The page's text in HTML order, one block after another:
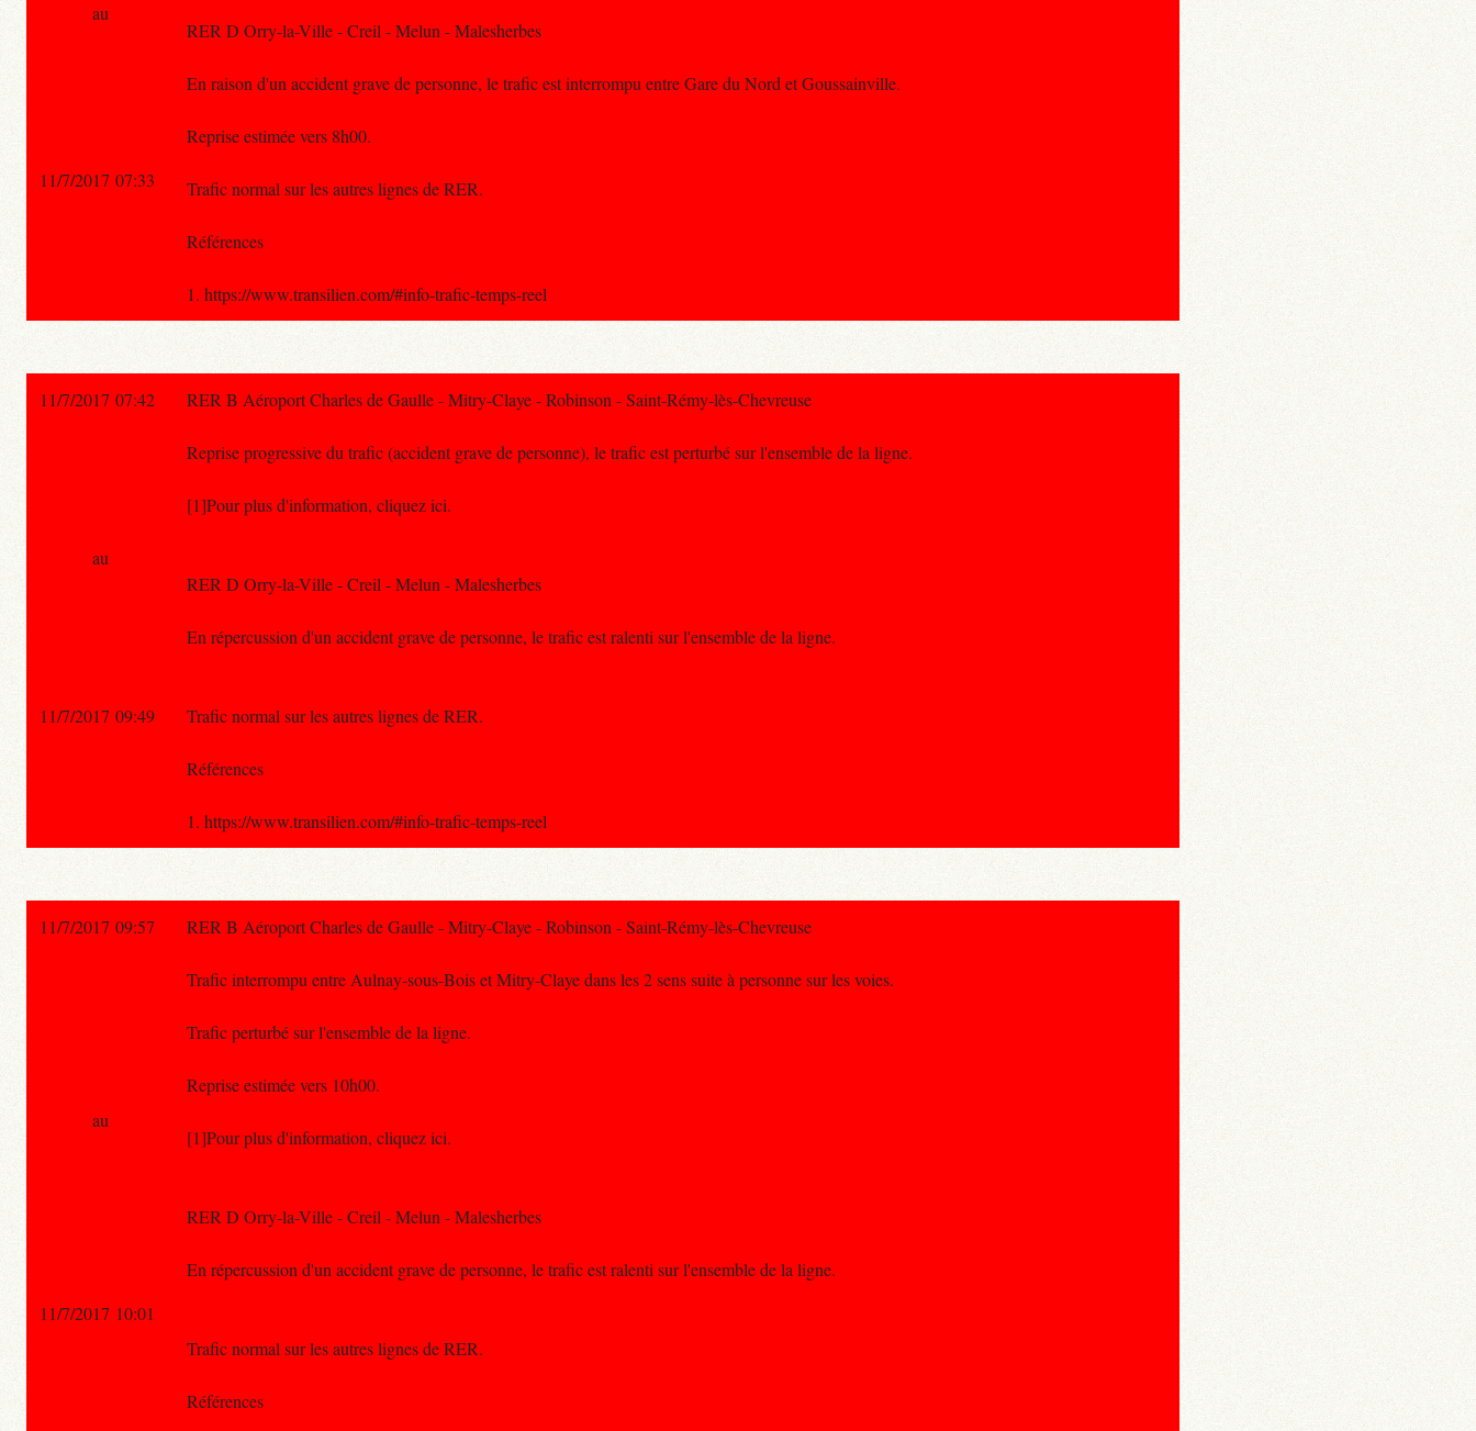
RER D Orry-la-Ville - Creil - Melun - Malesherbes
En raison d'un accident grave de personne, le trafic est interrompu entre Gare du Nord et Goussainville.
Reprise estimée vers 8h00.
Trafic normal sur les autres lignes de RER.
Références
1. https://www.transilien.com/#info-trafic-temps-reel
au
11/7/2017 07:33
11/7/2017 07:42 RER B Aéroport Charles de Gaulle - Mitry-Claye - Robinson - Saint-Rémy-lès-Chevreuse
Reprise progressive du trafic (accident grave de personne), le trafic est perturbé sur l'ensemble de la ligne.
[1]Pour plus d'information, cliquez ici.
RER D Orry-la-Ville - Creil - Melun - Malesherbes
En répercussion d'un accident grave de personne, le trafic est ralenti sur l'ensemble de la ligne.
Trafic normal sur les autres lignes de RER.
Références
1. https://www.transilien.com/#info-trafic-temps-reel
au
11/7/2017 09:49
11/7/2017 09:57 RER B Aéroport Charles de Gaulle - Mitry-Claye - Robinson - Saint-Rémy-lès-Chevreuse
Trafic interrompu entre Aulnay-sous-Bois et Mitry-Claye dans les 2 sens suite à personne sur les voies.
Trafic perturbé sur l'ensemble de la ligne.
Reprise estimée vers 10h00.
[1]Pour plus d'information, cliquez ici.
RER D Orry-la-Ville - Creil - Melun - Malesherbes
En répercussion d'un accident grave de personne, le trafic est ralenti sur l'ensemble de la ligne.
Trafic normal sur les autres lignes de RER.
Références
au
11/7/2017 10:01